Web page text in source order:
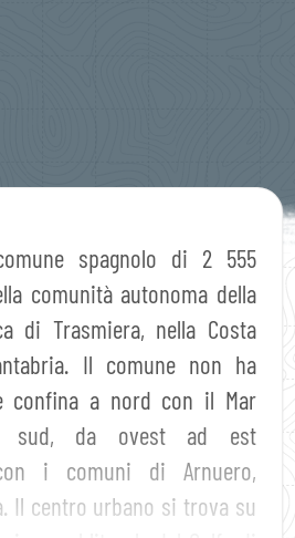
spagnolo di 2 555
comunità autonoma della
di Trasmiera, nella Costa
Il comune non ha
confina a nord con il Mar
sud, da ovest ad est
i comuni di Arnuero,
Il centro urbano si trova su